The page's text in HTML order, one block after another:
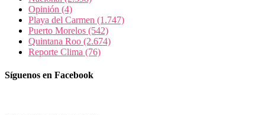
Opinión (4)
Playa del Carmen (1.747)
Puerto Morelos (542)
Quintana Roo (2.674)
Reporte Clima (76)
Síguenos en Facebook